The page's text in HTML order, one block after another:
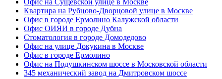
Офис на Сущевской улице в Москве
Квартира на Рубцово-Дворцовой улице в Москве
Офис в городе Ермолино Калужской области
Офис ОИЯИ в городе Дубна
Стоматология в городе Домодедово
Офис на улице Докукина в Москве
Офис в городе Ермолино
Офис на Подушкинском шоссе в Московской области
345 механический завод на Дмитровском шоссе